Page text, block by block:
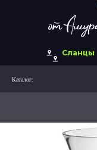
Сланцы
Каталог: